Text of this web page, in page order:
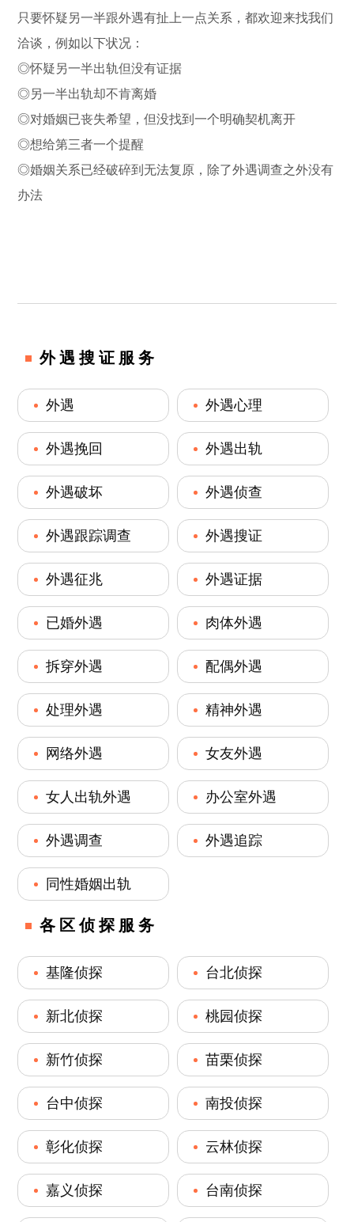
只要怀疑另一半跟外遇有扯上一点关系，都欢迎来找我们
洽谈，例如以下状况：
◎怀疑另一半出轨但没有证据
◎另一半出轨却不肯离婚
◎对婚姻已丧失希望，但没找到一个明确契机离开
◎想给第三者一个提醒
◎婚姻关系已经破碎到无法复原，除了外遇调查之外没有
办法
外遇搜证服务
外遇 外遇心理
外遇挽回 外遇出轨
外遇破坏 外遇侦查
外遇跟踪调查 外遇搜证
外遇征兆 外遇证据
已婚外遇 肉体外遇
拆穿外遇 配偶外遇
处理外遇 精神外遇
网络外遇 女友外遇
女人出轨外遇 办公室外遇
外遇调查 外遇追踪
同性婚姻出轨
各区侦探服务
基隆侦探 台北侦探
新北侦探 桃园侦探
新竹侦探 苗栗侦探
台中侦探 南投侦探
彰化侦探 云林侦探
嘉义侦探 台南侦探